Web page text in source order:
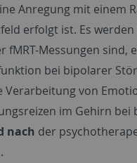
Anregung mit einem
erfolgt ist. Es
fMRT-Messungen sind,
bei bipolarer
Verarbeitung von
im Gehirn
nach der